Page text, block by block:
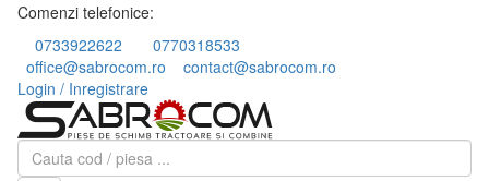
Comenzi telefonice:
0733922622
0770318533
office@sabrocom.ro
contact@sabrocom.ro
Login / Inregistrare